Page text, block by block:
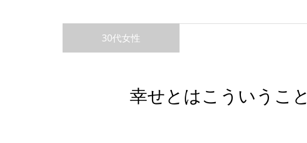
30代女性
幸せとはこういうこと